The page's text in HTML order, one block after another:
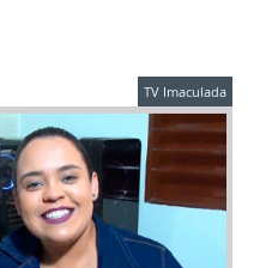
TV Imaculada